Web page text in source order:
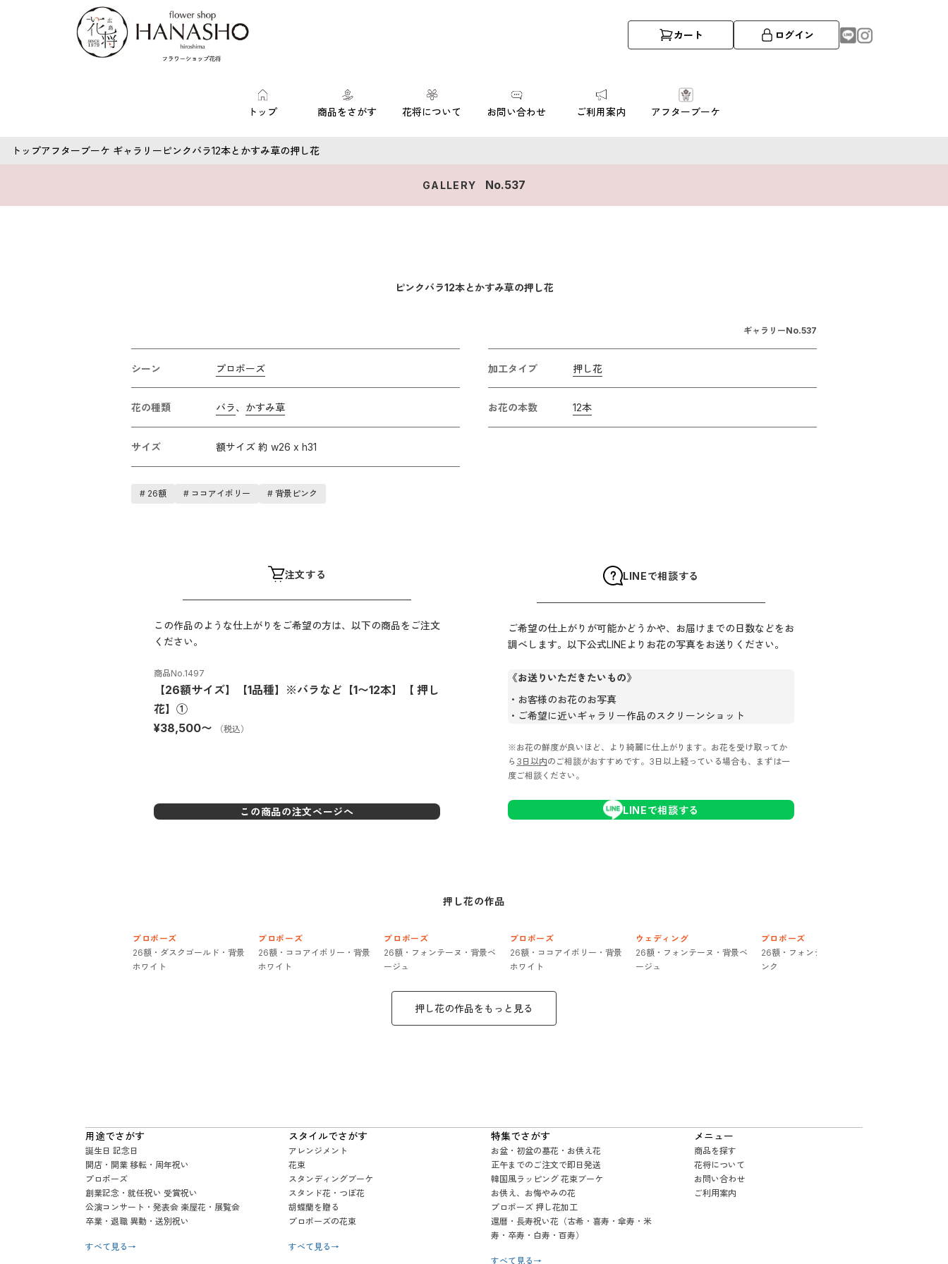
カート ログイン
トップ 商品をさがす 花将について お問い合わせ ご利用案内 アフターブーケ
トップアフターブーケ ギャラリー ピンクバラ12本とかすみ草の押し花
GALLERY No.537
ピンクバラ12本とかすみ草の押し花
ギャラリーNo.537
シーン プロポーズ 加工タイプ 押し花
花の種類 バラ、 かすみ草 お花の本数 12本
サイズ 額サイズ 約 w26 x h31
# 26額 # ココアイボリー # 背景ピンク
注文する
この作品のような仕上がりをご希望の方は、以下の商品をご注文
ください。
商品No.1497
【26額サイズ】【1品種】※バラなど【1〜12本】【 押し
花】①
¥38,500〜 （税込）
この商品の注文ページへ
LINEで相談する
ご希望の仕上がりが可能かどうかや、お届けまでの日数などをお
調べします。以下公式LINEよりお花の写真をお送りください。
《お送りいただきたいもの》
お客様のお花のお写真
ご希望に近いギャラリー作品のスクリーンショット
※お花の鮮度が良いほど、より綺麗に仕上がります。お花を受け取ってか
ら 3日以内のご相談がおすすめです。3日以上経っている場合も、まずは一
度ご相談ください。
LINEで相談する
押し花の作品
プロポーズ
26額・ダスクゴールド・背景
ホワイト
プロポーズ
26額・ココアイボリー・背景
ホワイト
プロポーズ
26額・フォンテーヌ・背景ベ
ージュ
プロポーズ
26額・ココアイボリー・背景
ホワイト
ウェディング
26額・フォンテーヌ・背景ベ
ージュ
プロポーズ
26額・フォンテーヌ・背景ピ
ンク
押し花の作品をもっと見る
用途でさがす
誕生日 記念日
開店・開業 移転・周年祝い
プロポーズ
創業記念・就任祝い 受賞祝い
公演コンサート・発表会 楽屋花・展覧会
卒業・退職 異動・送別祝い
すべて見る →
スタイルでさがす
アレンジメント
花束
スタンディングブーケ
スタンド花・つぼ花
胡蝶蘭を贈る
プロポーズの花束
すべて見る →
特集でさがす
お盆・初盆の墓花・お供え花
正午までのご注文で即日発送
韓国風ラッピング 花束ブーケ
お供え、お悔やみの花
プロポーズ 押し花加工
還暦・長寿祝い花（古希・喜寿・傘寿・米
寿・卒寿・白寿・百寿）
すべて見る →
メニュー
商品を探す
花将について
お問い合わせ
ご利用案内